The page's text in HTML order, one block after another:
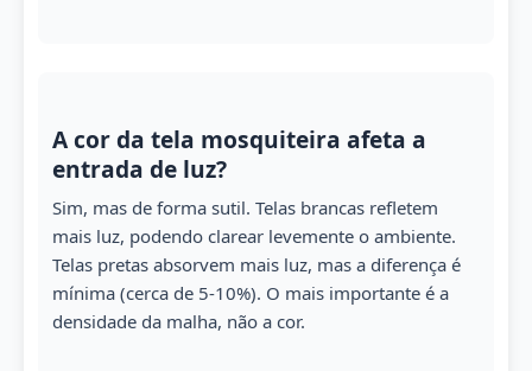
A cor da tela mosquiteira afeta a
entrada de luz?
Sim, mas de forma sutil. Telas brancas refletem
mais luz, podendo clarear levemente o ambiente.
Telas pretas absorvem mais luz, mas a diferença é
mínima (cerca de 5-10%). O mais importante é a
densidade da malha, não a cor.